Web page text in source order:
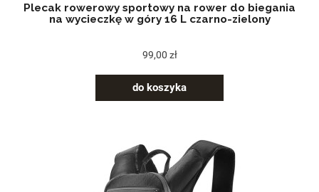
Plecak rowerowy sportowy na rower do biegania
na wycieczkę w góry 16 L czarno-zielony
99,00 zł
do koszyka